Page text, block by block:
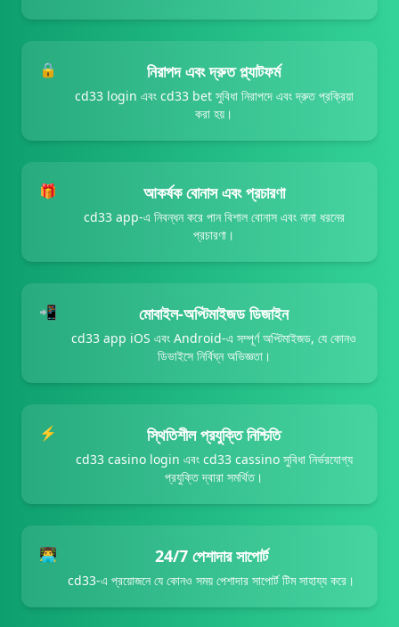
31/07/2026 দা*** উত্তোলন সফল 8,100 BDT ✅
31/07/2026 হক*** উত্তোলন সফল 12,200 BDT 💸
31/07/2026 মালি*** উত্তোলন সফল 15,500 BDT ✅
31/07/2026 উদ*** রিবেট পেয়েছেন 800 BDT 💵
31/07/2026 বেপ*** উত্তোলন সফল 16,200 BDT 🏦
31/07/2026 রা*** বোনাস পেয়েছেন 2,450 BDT 🎉
31/07/2026 মতি*** জিতেছেন 29,500 BDT 🏆
31/07/2026 মজ*** রিবেট পেয়েছেন 700 BDT 🎊
31/07/2026 সব*** জ্যাকপট জিতেছেন 125,000 BDT 🚀
31/07/2026 সোব*** উত্তোলন সফল 2,900 BDT ✅
31/07/2026 কবিরশ*** রিবেট পেয়েছেন 800 BDT 💵
31/07/2026 সেনস*** রিবেট পেয়েছেন 1,400 BDT 🔄
31/07/2026 পাল*** জ্যাকপট জিতেছেন 55,000 BDT 🎰
31/07/2026 মজি*** জিতেছেন 31,500 BDT 🔥
31/07/2026 মজিদ*** জ্যাকপট জিতেছেন 56,000 BDT 💥
31/07/2026 সবু*** জিতেছেন 4,000 BDT 🏆
31/07/2026 মালিথ*** রিবেট পেয়েছেন 850 BDT 🎊
31/07/2026 সেনই*** জ্যাকপট জিতেছেন 55,000 BDT 🚀
31/07/2026 শি*** বোনাস পেয়েছেন 2,350 BDT ✨
31/07/2026 কবিরম*** জিতেছেন 28,500 BDT 💰
31/07/2026 ঘোষ*** উত্তোলন সফল 7,500 BDT ✅
31/07/2026 প্*** জ্যাকপট জিতেছেন 73,000 BDT 💥
31/07/2026 বেপা*** জিতেছেন 39,500 BDT 🔥
31/07/2026 মতিনআ*** জ্যাকপট জিতেছেন 134,000 BDT 🚀
31/07/2026 উদ্*** উত্তোলন সফল 15,500 BDT 💸
31/07/2026 বেপার*** জ্যাকপট জিতেছেন 103,000 BDT 🚀
31/07/2026 উদ্দ*** জ্যাকপট জিতেছেন 147,000 BDT 🚀
🔒 নিরাপদ এবং দ্রুত প্ল্যাটফর্ম
cd33 login এবং cd33 bet সুবিধা নিরাপদে এবং দ্রুত প্রক্রিয়া
করা হয়।
🎁 আকর্ষক বোনাস এবং প্রচারণা
cd33 app-এ নিবন্ধন করে পান বিশাল বোনাস এবং নানা ধরনের
প্রচারণা।
📲 মোবাইল-অপ্টিমাইজড ডিজাইন
cd33 app iOS এবং Android-এ সম্পূর্ণ অপ্টিমাইজড, যে কোনও
ডিভাইসে নির্বিঘ্ন অভিজ্ঞতা।
⚡ স্থিতিশীল প্রযুক্তি নিশ্চিতি
cd33 casino login এবং cd33 cassino সুবিধা নির্ভরযোগ্য
প্রযুক্তি দ্বারা সমর্থিত।
👨‍💻 24/7 পেশাদার সাপোর্ট
cd33-এ প্রয়োজনে যে কোনও সময় পেশাদার সাপোর্ট টিম সাহায্য করে।